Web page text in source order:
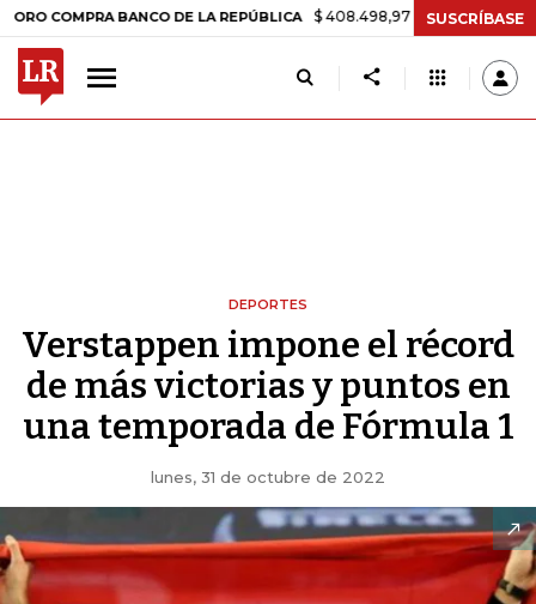
BANCO DE LA REPÚBLICA $ 408.498,97 +$ 8.753,81 +2,19%
SUSCRÍBASE
DEPORTES
Verstappen impone el récord
de más victorias y puntos en
una temporada de Fórmula 1
lunes, 31 de octubre de 2022